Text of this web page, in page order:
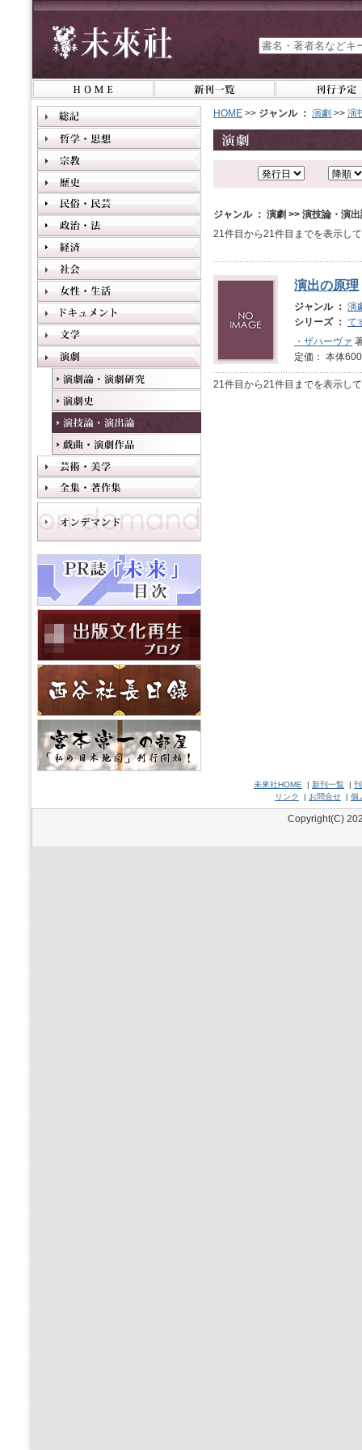
HOME >> ジャンル ： 演劇 >> 演
ジャンル ： 演劇 >> 演技論・演
21件目から21件目までを表示し
演出の原理
ジャンル ： 演
シリーズ ： て
・ザハーヴァ
定価： 本体
21件目から21件目までを表示し
未來社HOME | 新刊一覧 |
リンク
| お問合せ | 個
Copyright(C)